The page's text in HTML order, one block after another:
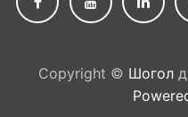
Copyright © Шогол